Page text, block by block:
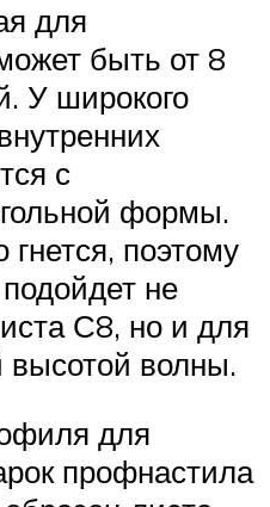
для
быть от 8
У широкого
с
формы.
поэтому
не
С8, но и для
волны.
для
профнастила